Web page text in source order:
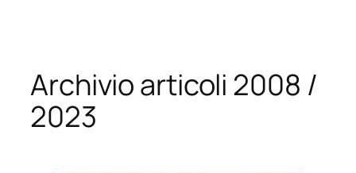
contenuto
Archivio articoli 2008 /
2023